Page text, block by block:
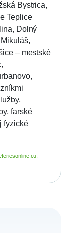
Bystrica,
Teplice,
Dolný
– mestské
farské
fyzické